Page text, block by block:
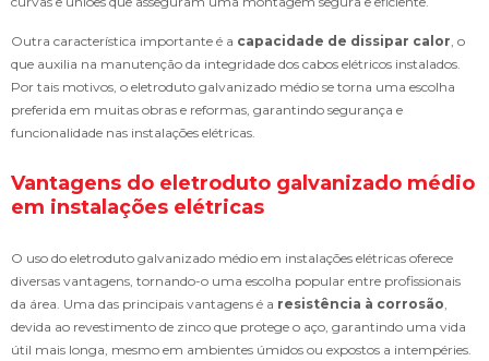
Outra característica importante é a capacidade de dissipar calor, o
que auxilia na manutenção da integridade dos cabos elétricos instalados.
Por tais motivos, o eletroduto galvanizado médio se torna uma escolha
preferida em muitas obras e reformas, garantindo segurança e
funcionalidade nas instalações elétricas.
Vantagens do eletroduto galvanizado médio
em instalações elétricas
O uso do eletroduto galvanizado médio em instalações elétricas oferece
diversas vantagens, tornando-o uma escolha popular entre profissionais
da área. Uma das principais vantagens é a resistência à corrosão,
devida ao revestimento de zinco que protege o aço, garantindo uma vida
útil mais longa, mesmo em ambientes úmidos ou expostos a intempéries.